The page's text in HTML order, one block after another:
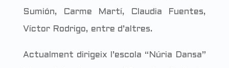
Sumión, Carme Martí, Claudia Fuentes,
Víctor Rodrigo, entre d’altres.
Actualment dirigeix l’escola “Núria Dansa”